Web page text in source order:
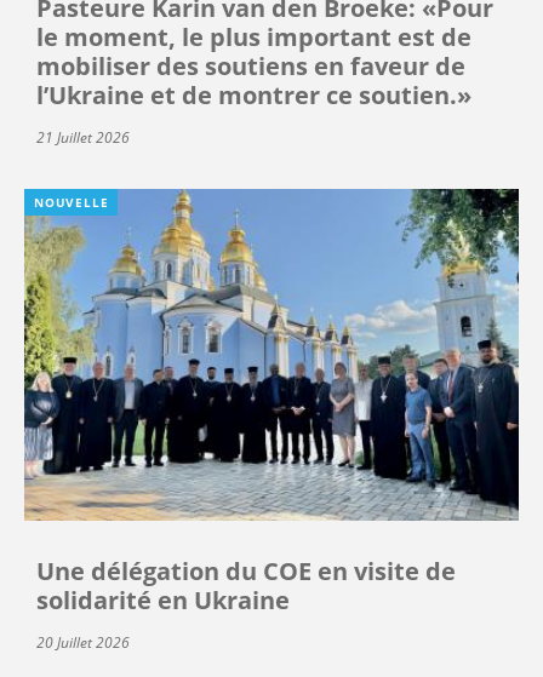
Pasteure Karin van den Broeke: «Pour
le moment, le plus important est de
mobiliser des soutiens en faveur de
l’Ukraine et de montrer ce soutien.»
21 Juillet 2026
NOUVELLE
Une délégation du COE en visite de
solidarité en Ukraine
20 Juillet 2026